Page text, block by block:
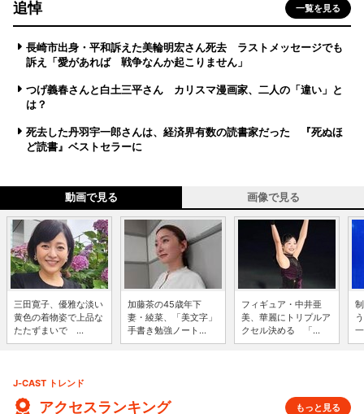
追悼 一覧を見る
長崎市出身・平和訴えた美輪明宏さん死去 ラストメッセージでも
訴え「愛があれば 戦争なんか起こりません」
つげ義春さんと白土三平さん カリスマ漫画家、二人の「違い」と
は？
死去した丹羽宇一郎さんは、経済界有数の読書家だった 『死ぬほ
ど読書』ベストセラーに
動画で見る 画像で見る
三田寛子、優雅な淡い
黄色の着物姿で上品な
たたずまいで ...
加藤茶の45歳年下
妻・綾菜、「美文字」
手書き勉強ノート...
フィギュア・中井亜
美、華麗にトリプルア
クセル決める 「...
J-CAST トレンド
アクセスランキング もっと見る